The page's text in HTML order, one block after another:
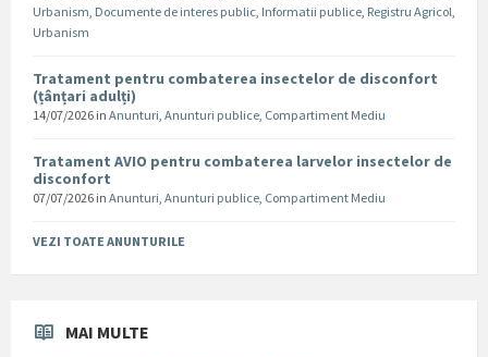
Urbanism, Documente de interes public, Informatii publice, Registru Agricol,
Urbanism
Tratament pentru combaterea insectelor de disconfort
(țânțari adulți)
14/07/2026 in Anunturi, Anunturi publice, Compartiment Mediu
Tratament AVIO pentru combaterea larvelor insectelor de
disconfort
07/07/2026 in Anunturi, Anunturi publice, Compartiment Mediu
VEZI TOATE ANUNTURILE
MAI MULTE